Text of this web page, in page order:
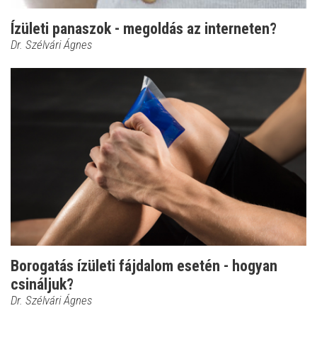
Ízületi panaszok - megoldás az interneten?
Dr. Szélvári Ágnes
Borogatás ízületi fájdalom esetén - hogyan
csináljuk?
Dr. Szélvári Ágnes